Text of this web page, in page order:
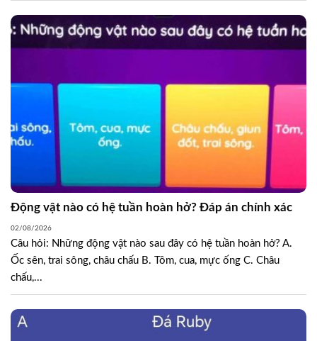
Động vật nào có hệ tuần hoàn hở? Đáp án chính xác
02/08/2026
Câu hỏi: Những động vật nào sau đây có hệ tuần hoàn hở? A.
Ốc sên, trai sông, châu chấu B. Tôm, cua, mực ống C. Châu
chấu,...